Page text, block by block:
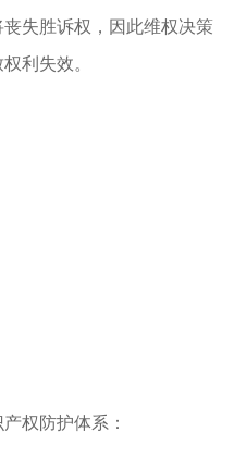
失胜诉权，因此维权决策
利失效。
权防护体系：